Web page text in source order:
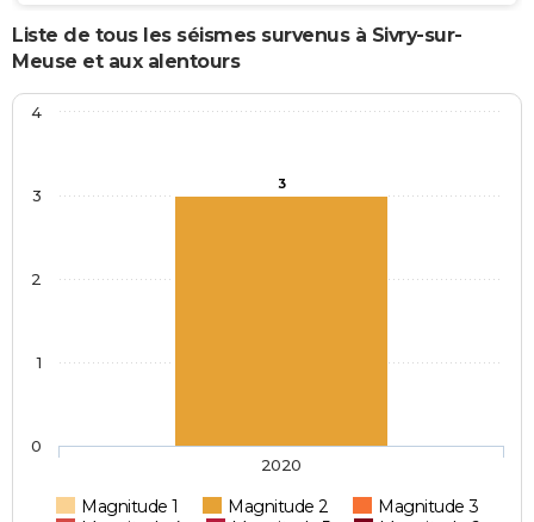
Liste de tous les séismes survenus à Sivry-sur-
Meuse et aux alentours
3
Magnitude 1 Magnitude 2
Magnitude 3
2020
0
1
2
3
4